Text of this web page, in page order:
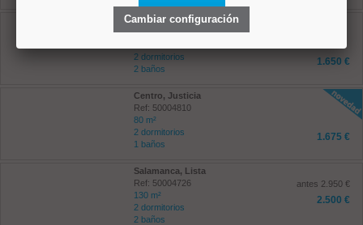
Centro, Justicia
Ref: 50004701
2 dormitorios
2 baños
1.650 €
Centro, Justicia
Ref: 50004810
80 m²
2 dormitorios
1 baños
1.675 €
Salamanca, Lista
Ref: 50004726
130 m²
2 dormitorios
2 baños
antes 2.950 €
2.500 €
Cambiar configuración